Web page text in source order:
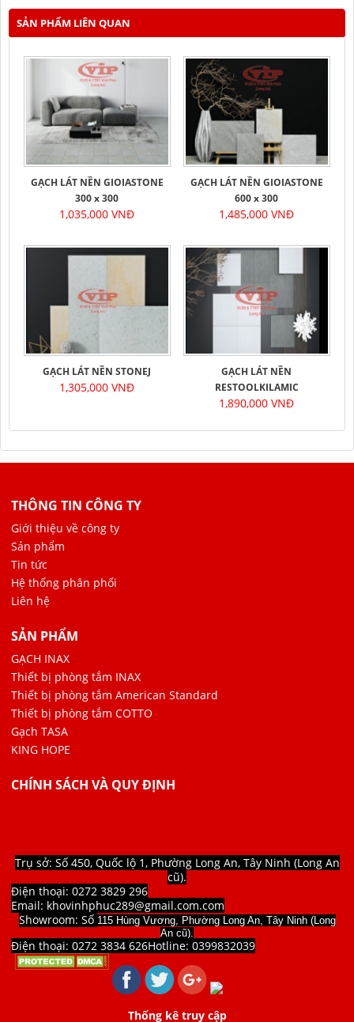
SẢN PHẨM LIÊN QUAN
GẠCH LÁT NỀN GIOIASTONE
300 x 300
1,035,000 VNĐ
GẠCH LÁT NỀN GIOIASTONE
600 x 300
1,485,000 VNĐ
GẠCH LÁT NỀN STONEJ
1,305,000 VNĐ
GẠCH LÁT NỀN
RESTOOLKILAMIC
1,890,000 VNĐ
THÔNG TIN CÔNG TY
Giới thiệu về công ty
Sản phẩm
Tin tức
Hệ thống phân phối
Liên hệ
SẢN PHẨM
GẠCH INAX
Thiết bị phòng tắm INAX
Thiết bị phòng tắm American Standard
Thiết bị phòng tắm COTTO
Gạch TASA
KING HOPE
CHÍNH SÁCH VÀ QUY ĐỊNH
Trụ sở: Số 450, Quốc lộ 1, Phường Long An, Tây Ninh (Long An
cũ).
Điện thoại: 0272 3829 296
Email: khovinhphuc289@gmail.com.com
Showroom: Số 115 Hùng Vương, Phường Long An, Tây Ninh (Long
An cũ).
Điện thoại: 0272 3834 626Hotline:0399832039
Thống kê truy cập